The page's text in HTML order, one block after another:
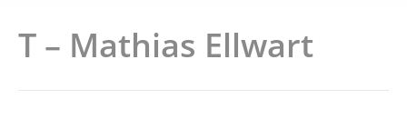
T – Mathias Ellwart